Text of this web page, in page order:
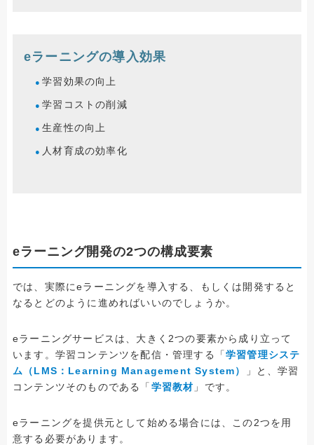
eラーニングの導入効果
学習効果の向上
学習コストの削減
生産性の向上
人材育成の効率化
eラーニング開発の2つの構成要素
では、実際にeラーニングを導入する、もしくは開発すると
なるとどのように進めればいいのでしょうか。
eラーニングサービスは、大きく2つの要素から成り立って
います。学習コンテンツを配信・管理する「学習管理システ
ム（LMS：Learning Management System）
」と、学習
コンテンツそのものである「 学習教材 」です。
eラーニングを提供元として始める場合には、この2つを用
意する必要があります。